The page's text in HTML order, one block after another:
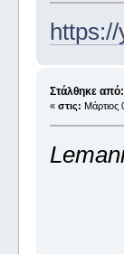
Στάλθηκε από:
« στις: Μάρτιος